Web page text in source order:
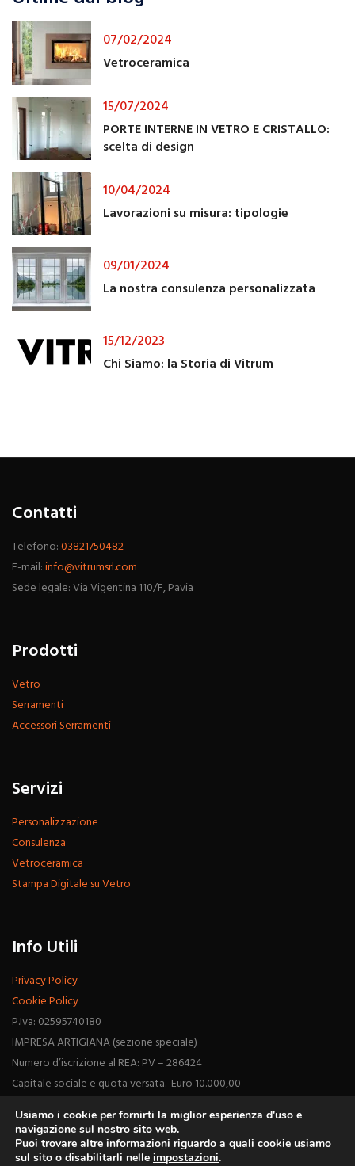
07/02/2024
Vetroceramica
15/07/2024
PORTE INTERNE IN VETRO E CRISTALLO:
scelta di design
10/04/2024
Lavorazioni su misura: tipologie
09/01/2024
La nostra consulenza personalizzata
15/12/2023
Chi Siamo: la Storia di Vitrum
Contatti
Telefono:03821750482
E-mail:info@vitrumsrl.com
Sede legale: Via Vigentina 110/F, Pavia
Prodotti
Vetro
Serramenti
Accessori Serramenti
Servizi
Personalizzazione
Consulenza
Vetroceramica
Stampa Digitale su Vetro
Info Utili
Privacy Policy
Cookie Policy
P.Iva: 02595740180
IMPRESA ARTIGIANA (sezione speciale)
Numero d’iscrizione al REA: PV – 286424
Capitale sociale e quota versata. Euro 10.000,00
Usiamo i cookie per fornirti la miglior esperienza d'uso e
navigazione sul nostro sito web.
Puoi trovare altre informazioni riguardo a quali cookie usiamo
sul sito o disabilitarli nelle impostazioni.